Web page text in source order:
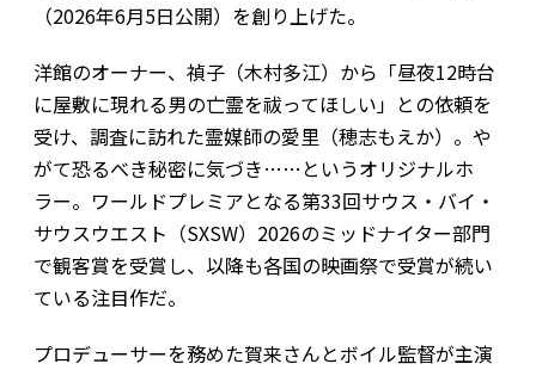
（2026年6月5日公開）を創り上げた。
洋館のオーナー、禎子（木村多江）から「昼夜12時台
に屋敷に現れる男の亡霊を祓ってほしい」との依頼を
受け、調査に訪れた霊媒師の愛里（穂志もえか）。や
がて恐るべき秘密に気づき……というオリジナルホ
ラー。ワールドプレミアとなる第33回サウス・バイ・
サウスウエスト（SXSW）2026のミッドナイター部門
で観客賞を受賞し、以降も各国の映画祭で受賞が続い
ている注目作だ。
プロデューサーを務めた賀来さんとボイル監督が主演